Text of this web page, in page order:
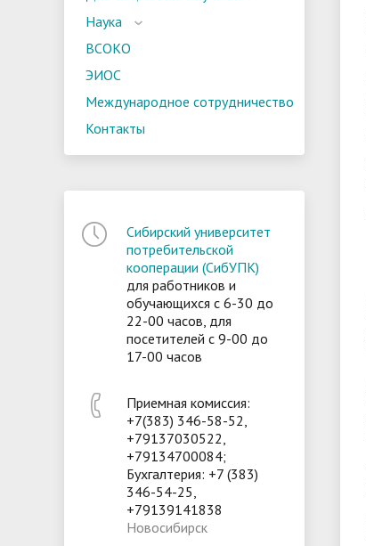
Наука
ВСОКО
ЭИОС
Международное сотрудничество
Контакты
Сибирский университет
потребительской
кооперации (СибУПК)
для работников и
обучающихся с 6-30 до
22-00 часов, для
посетителей с 9-00 до
17-00 часов
Приемная комиссия:
+7(383) 346-58-52,
+79137030522,
+79134700084;
Бухгалтерия: +7 (383)
346-54-25,
+79139141838
Новосибирск